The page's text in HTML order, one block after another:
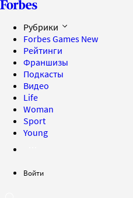
Рубрики
Forbes Games New
Рейтинги
Франшизы
Подкасты
Видео
Life
Woman
Sport
Young
Войти